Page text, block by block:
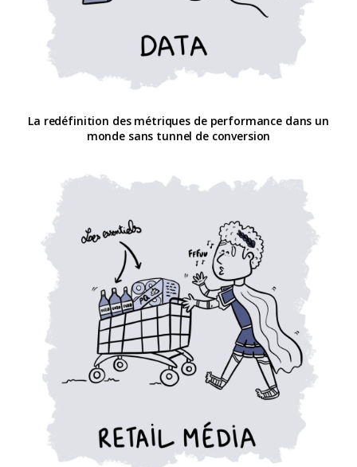
La redéfinition des métriques de performance dans un
monde sans tunnel de conversion